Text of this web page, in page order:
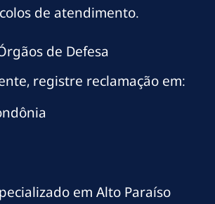
de atendimento.
de Defesa
registre reclamação em:
em Alto Paraíso